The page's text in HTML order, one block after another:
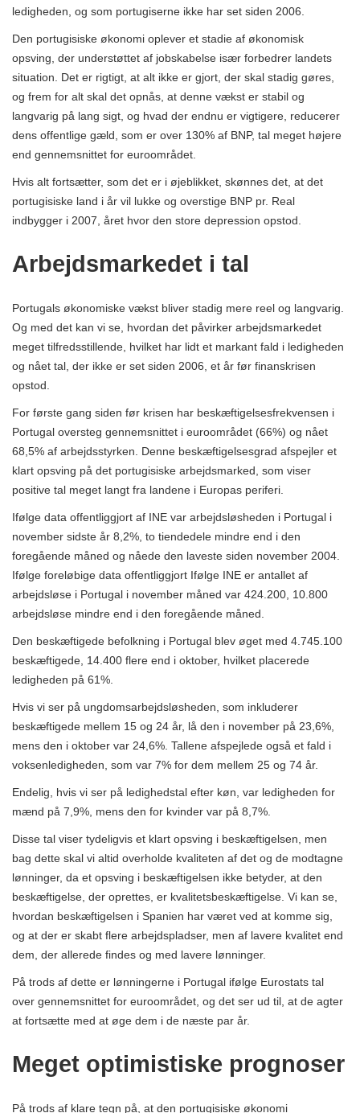
ledigheden, og som portugiserne ikke har set siden 2006.
Den portugisiske økonomi oplever et stadie af økonomisk
opsving, der understøttet af jobskabelse især forbedrer landets
situation. Det er rigtigt, at alt ikke er gjort, der skal stadig gøres,
og frem for alt skal det opnås, at denne vækst er stabil og
langvarig på lang sigt, og hvad der endnu er vigtigere, reducerer
dens offentlige gæld, som er over 130% af BNP, tal meget højere
end gennemsnittet for euroområdet.
Hvis alt fortsætter, som det er i øjeblikket, skønnes det, at det
portugisiske land i år vil lukke og overstige BNP pr. Real
indbygger i 2007, året hvor den store depression opstod.
Arbejdsmarkedet i tal
Portugals økonomiske vækst bliver stadig mere reel og langvarig.
Og med det kan vi se, hvordan det påvirker arbejdsmarkedet
meget tilfredsstillende, hvilket har lidt et markant fald i ledigheden
og nået tal, der ikke er set siden 2006, et år før finanskrisen
opstod.
For første gang siden før krisen har beskæftigelsesfrekvensen i
Portugal oversteg gennemsnittet i euroområdet (66%) og nået
68,5% af arbejdsstyrken. Denne beskæftigelsesgrad afspejler et
klart opsving på det portugisiske arbejdsmarked, som viser
positive tal meget langt fra landene i Europas periferi.
Ifølge data offentliggjort af INE var arbejdsløsheden i Portugal i
november sidste år 8,2%, to tiendedele mindre end i den
foregående måned og nåede den laveste siden november 2004.
Ifølge foreløbige data offentliggjort Ifølge INE er antallet af
arbejdsløse i Portugal i november måned var 424.200, 10.800
arbejdsløse mindre end i den foregående måned.
Den beskæftigede befolkning i Portugal blev øget med 4.745.100
beskæftigede, 14.400 flere end i oktober, hvilket placerede
ledigheden på 61%.
Hvis vi ser på ungdomsarbejdsløsheden, som inkluderer
beskæftigede mellem 15 og 24 år, lå den i november på 23,6%,
mens den i oktober var 24,6%. Tallene afspejlede også et fald i
voksenledigheden, som var 7% for dem mellem 25 og 74 år.
Endelig, hvis vi ser på ledighedstal efter køn, var ledigheden for
mænd på 7,9%, mens den for kvinder var på 8,7%.
Disse tal viser tydeligvis et klart opsving i beskæftigelsen, men
bag dette skal vi altid overholde kvaliteten af ​​det og de modtagne
lønninger, da et opsving i beskæftigelsen ikke betyder, at den
beskæftigelse, der oprettes, er kvalitetsbeskæftigelse. Vi kan se,
hvordan beskæftigelsen i Spanien har været ved at komme sig,
og at der er skabt flere arbejdspladser, men af ​​lavere kvalitet end
dem, der allerede findes og med lavere lønninger.
På trods af dette er lønningerne i Portugal ifølge Eurostats tal
over gennemsnittet for euroområdet, og det ser ud til, at de agter
at fortsætte med at øge dem i de næste par år.
Meget optimistiske prognoser
På trods af klare tegn på, at den portugisiske økonomi